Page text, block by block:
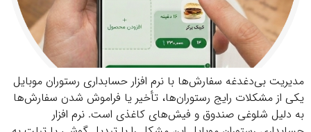
مدیریت بی‌دغدغه سفارش‌ها با نرم افزار حسابداری رستوران موبایل
یکی از مشکلات رایج رستوران‌ها، تأخیر یا فراموش شدن سفارش‌ها
به دلیل شلوغی صندوق و فیش‌های کاغذی است. نرم‌ افزار